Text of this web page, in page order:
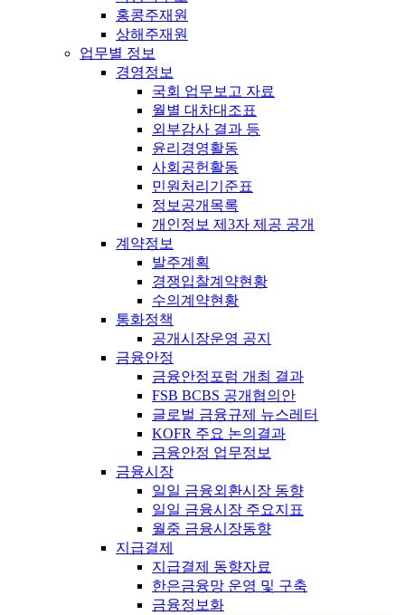
홍콩주재원
상해주재원
업무별 정보
경영정보
국회 업무보고 자료
월별 대차대조표
외부감사 결과 등
윤리경영활동
사회공헌활동
민원처리기준표
정보공개목록
개인정보 제3자 제공 공개
계약정보
발주계획
경쟁입찰계약현황
수의계약현황
통화정책
공개시장운영 공지
금융안정
금융안정포럼 개최 결과
FSB BCBS 공개협의안
글로벌 금융규제 뉴스레터
KOFR 주요 논의결과
금융안정 업무정보
금융시장
일일 금융외환시장 동향
일일 금융시장 주요지표
월중 금융시장동향
지급결제
지급결제 동향자료
한은금융망 운영 및 구축
금융정보화